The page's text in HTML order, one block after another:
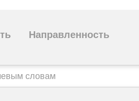
Направленность